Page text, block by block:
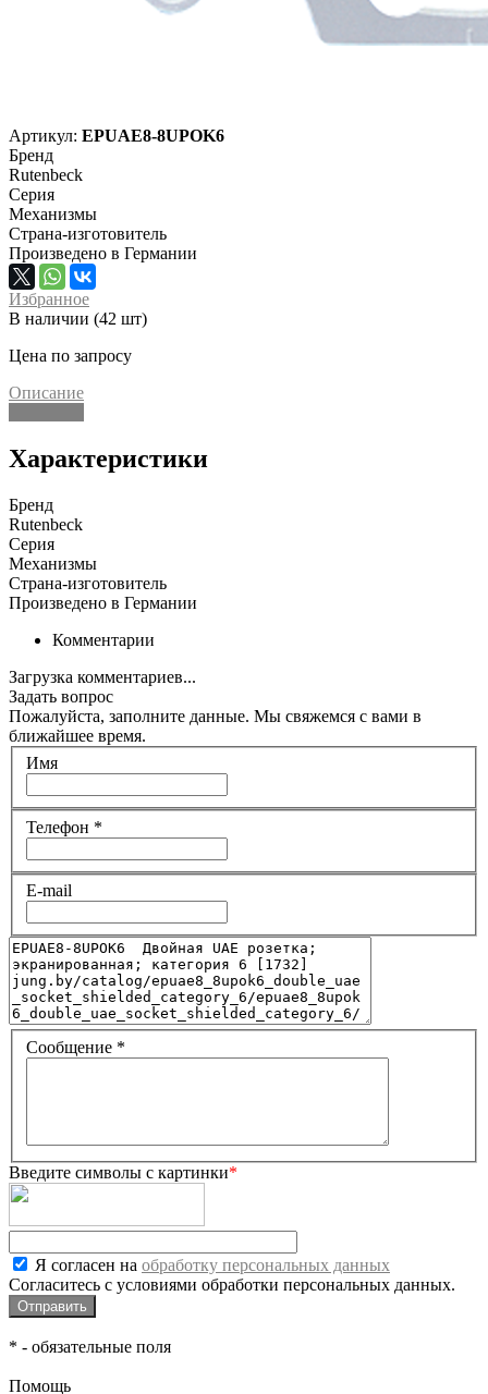
Артикул: EPUAE8-8UPOK6
Бренд
Rutenbeck
Серия
Механизмы
Страна-изготовитель
Произведено в Германии
Избранное
В наличии (42 шт)
Цена по запросу
Описание
Характеристики
Бренд
Rutenbeck
Серия
Механизмы
Страна-изготовитель
Произведено в Германии
Комментарии
Загрузка комментариев...
Задать вопрос
Пожалуйста, заполните данные. Мы свяжемся с вами в
ближайшее время.
Имя
Телефон *
E-mail
Сообщение *
Введите символы с картинки*
Я согласен на обработку персональных данных
Согласитесь с условиями обработки персональных данных.
* - обязательные поля
Помощь